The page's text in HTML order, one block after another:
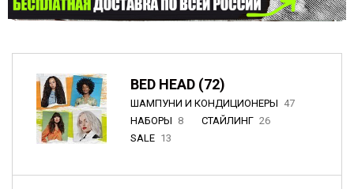
BED HEAD (72)
ШАМПУНИ И КОНДИЦИОНЕРЫ 47
НАБОРЫ 8 СТАЙЛИНГ 26
SALE 13